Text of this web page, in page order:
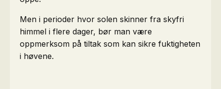
Men i perioder hvor solen skinner fra skyfri
himmel i flere dager, bør man være
oppmerksom på tiltak som kan sikre fuktigheten
i høvene.